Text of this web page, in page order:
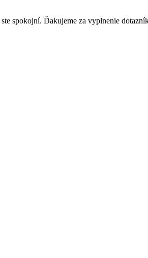
spokojní. Ďakujeme za vyplnenie